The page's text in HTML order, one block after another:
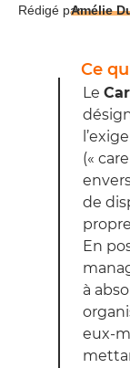
Rédigé parAmélie
Ce
Le
(«
de
En
à
eux-